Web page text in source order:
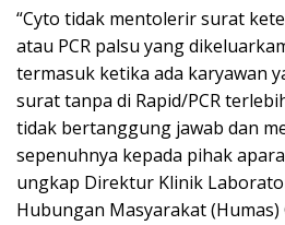
“Cyto tidak mentolerir surat
atau PCR palsu yang
termasuk ketika ada karyawan
surat tanpa di Rapid/PCR
tidak bertanggung jawab dan
sepenuhnya kepada pihak
ungkap Direktur Klinik
Hubungan Masyarakat (Humas)